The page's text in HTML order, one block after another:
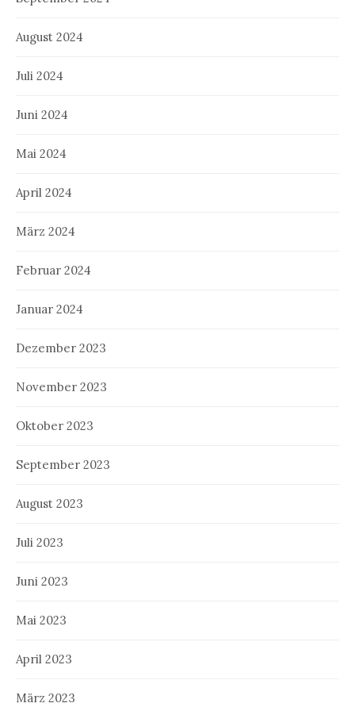
August 2024
Juli 2024
Juni 2024
Mai 2024
April 2024
März 2024
Februar 2024
Januar 2024
Dezember 2023
November 2023
Oktober 2023
September 2023
August 2023
Juli 2023
Juni 2023
Mai 2023
April 2023
März 2023